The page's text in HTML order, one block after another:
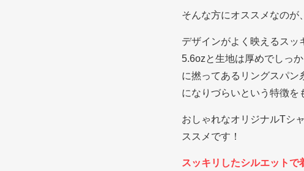
そんな方にオススメなのが
デザインがよく映えるスッ
5.6ozと生地は厚めでしっ
に撚ってあるリングスパン
になりづらいという特徴を
おしゃれなオリジナルTシ
ススメです！
スッキリしたシルエット